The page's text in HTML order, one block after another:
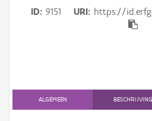
Aanduidingsobject
Persoon of collectief
ID 9151 URI https://
ALGEMEEN BESCHRIJVING